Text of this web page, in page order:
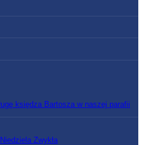
księdza Bartosza w naszej parafii
Zwykła